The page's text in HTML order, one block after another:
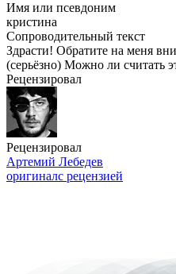
Имя или псевдоним
кристина
Сопроводительный текст
Здрасти! Обратите на меня
(серьёзно) Можно ли считать
Рецензировал
Рецензировал
Артемий Лебедев
оригиналс рецензией